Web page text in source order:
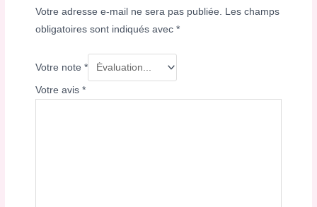
Votre adresse e-mail ne sera pas publiée. Les champs
obligatoires sont indiqués avec*
Votre note*
Votre avis*